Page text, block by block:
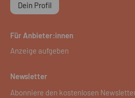
Dein Profil
Für Anbieter:innen
Anzeige aufgeben
Newsletter
Abonniere den kostenlosen